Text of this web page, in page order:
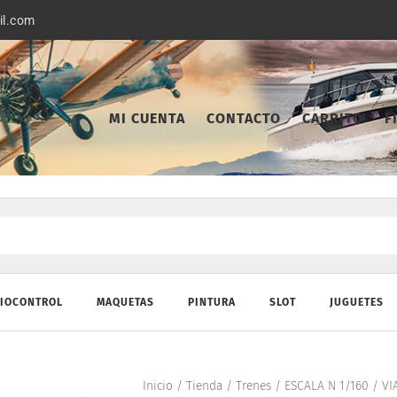
MI CUENTA CONTACTO CARRITO
MAQUETAS PINTURA SLOT JUGUETES
Inicio / Tienda/ Trenes/ ESCALA N 1/160 /